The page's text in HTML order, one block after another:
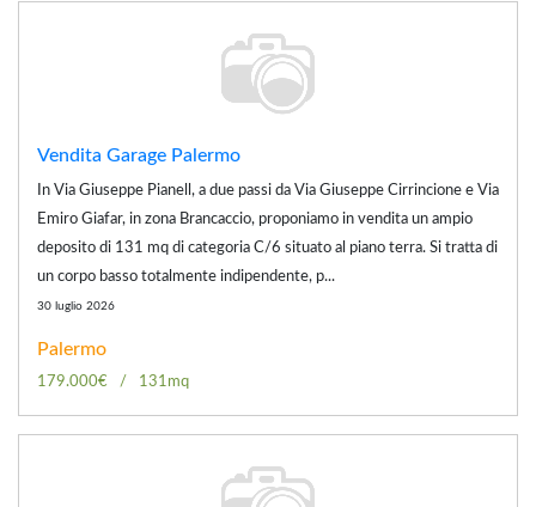
Vendita Garage Palermo
In Via Giuseppe Pianell, a due passi da Via Giuseppe Cirrincione e Via
Emiro Giafar, in zona Brancaccio, proponiamo in vendita un ampio
deposito di 131 mq di categoria C/6 situato al piano terra. Si tratta di
un corpo basso totalmente indipendente, p...
30 luglio 2026
Palermo
179.000€ 131mq